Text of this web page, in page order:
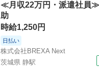
≪月収22万円・派遣社員
助
時給1,250円
日払い
株式会社BREXA Next
茨城県 静駅